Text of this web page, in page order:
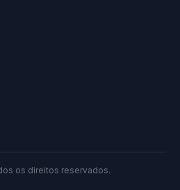
os direitos reservados.